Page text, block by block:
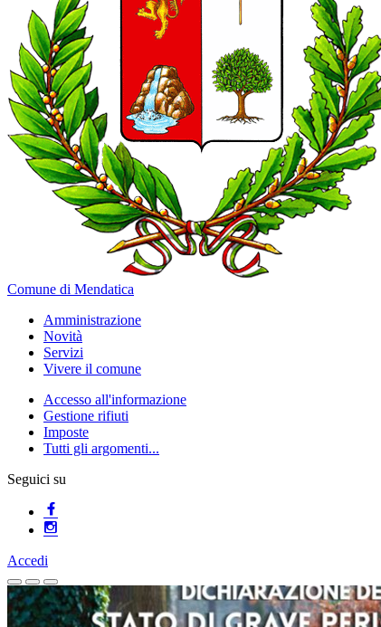
Comune di Mendatica
Amministrazione
Novità
Servizi
Vivere il comune
Accesso all'informazione
Gestione rifiuti
Imposte
Tutti gli argomenti...
Seguici su
Accedi
Homepage